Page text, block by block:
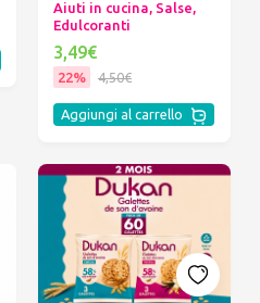
Aiuti in cucina, Salse,
Edulcoranti
3,49€
22% 4,50€
Aggiungi al carrello